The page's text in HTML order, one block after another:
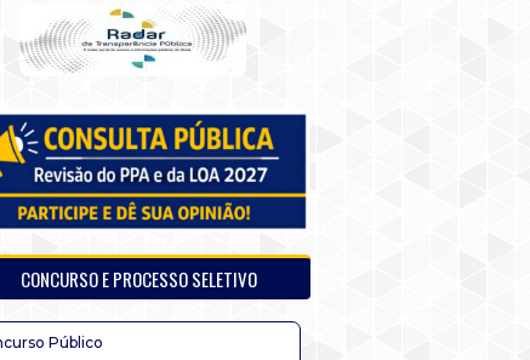
CONCURSO E PROCESSO SELETIVO
Público